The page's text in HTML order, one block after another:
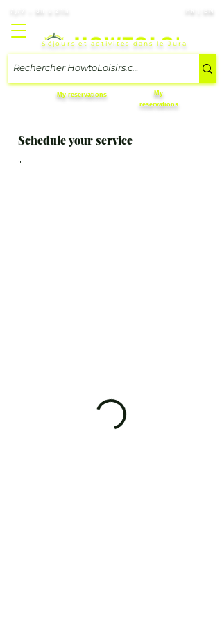
FR | EN
Séjours et activités dans le Jura
My
reservations
My reservations
Schedule your service
"